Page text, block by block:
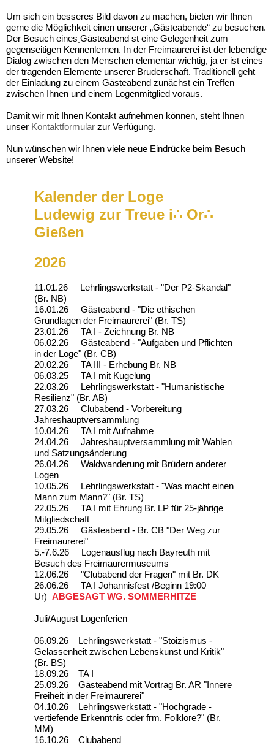
Um sich ein besseres Bild davon zu machen, bieten wir Ihnen
gerne die Möglichkeit einen unserer „Gästeabende“ zu besuchen.
Der Besuch eines Gästeabend st eine Gelegenheit zum
gegenseitigen Kennenlernen. In der Freimaurerei ist der lebendige
Dialog zwischen den Menschen elementar wichtig, ja er ist eines
der tragenden Elemente unserer Bruderschaft. Traditionell geht
der Einladung zu einem Gästeabend zunächst ein Treffen
zwischen Ihnen und einem Logenmitglied voraus.
Damit wir mit Ihnen Kontakt aufnehmen können, steht Ihnen
unser Kontaktformular zur Verfügung.
Nun wünschen wir Ihnen viele neue Eindrücke beim Besuch
unserer Website!
Kalender der Loge
Ludewig zur Treue i∴ Or∴
Gießen
2026
11.01.26 Lehrlingswerkstatt - "Der P2-Skandal"
(Br. NB)
16.01.26 Gästeabend - "Die ethischen
Grundlagen der Freimaurerei" (Br. TS)
23.01.26 TA I - Zeichnung Br. NB
06.02.26 Gästeabend - "Aufgaben und Pflichten
in der Loge" (Br. CB)
20.02.26 TA III - Erhebung Br. NB
06.03.25 TA I mit Kugelung
22.03.26 Lehrlingswerkstatt - "Humanistische
Resilienz" (Br. AB)
27.03.26 Clubabend - Vorbereitung
Jahreshauptversammlung
10.04.26 TA I mit Aufnahme
24.04.26 Jahreshauptversammlung mit Wahlen
und Satzungsänderung
26.04.26 Waldwanderung mit Brüdern anderer
Logen
10.05.26 Lehrlingswerkstatt - "Was macht einen
Mann zum Mann?" (Br. TS)
22.05.26 TA I mit Ehrung Br. LP für 25-jährige
Mitgliedschaft
29.05.26 Gästeabend - Br. CB "Der Weg zur
Freimaurerei"
5.-7.6.26 Logenausflug nach Bayreuth mit
Besuch des Freimaurermuseums
12.06.26 "Clubabend der Fragen" mit Br. DK
26.06.26TA I Johannisfest /Beginn 19:00
Ur) ABGESAGT WG. SOMMERHITZE
Juli/August Logenferien
06.09.26 Lehrlingswerkstatt - "Stoizismus -
Gelassenheit zwischen Lebenskunst und Kritik"
(Br. BS)
18.09.26 TA I
25.09.26 Gästeabend mit Vortrag Br. AR "Innere
Freiheit in der Freimaurerei"
04.10.26 Lehrlingswerkstatt - "Hochgrade -
vertiefende Erkenntnis oder frm. Folklore?" (Br.
MM)
16.10.26 Clubabend